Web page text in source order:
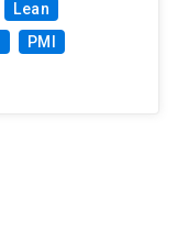
Lean
PMI